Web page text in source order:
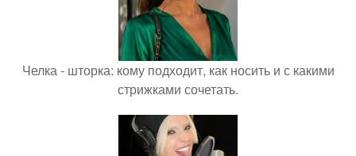
Челка - шторка: кому подходит, как носить и с какими
стрижками сочетать.